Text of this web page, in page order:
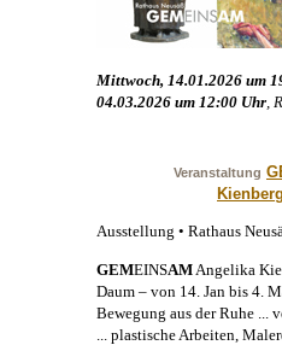
Mittwoch, 14.01.2026 um
04.03.2026 um 12:00 Uhr ,
Veranstaltung
Ausstellung • Rathaus
GEMEINSAM Angelika
Daum – von 14. Jan bis 4.
Bewegung aus der Ruhe ...
... plastische Arbeiten,